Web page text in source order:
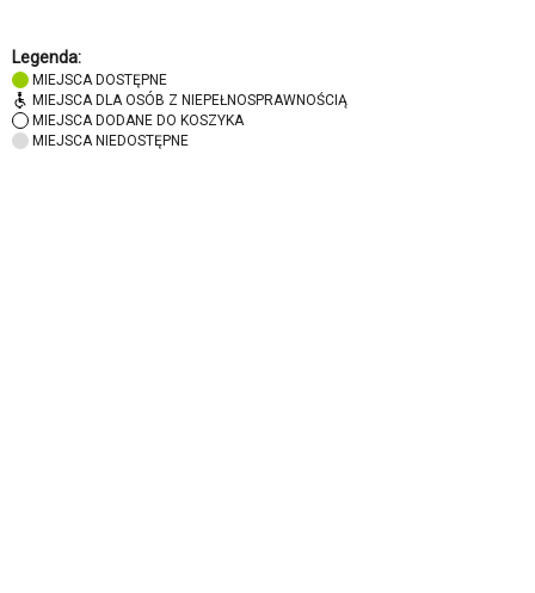
Legenda:
MIEJSCA DOSTĘPNE
MIEJSCA DLA OSÓB Z NIEPEŁNOSPRAWNOŚCIĄ
MIEJSCA DODANE DO KOSZYKA
MIEJSCA NIEDOSTĘPNE